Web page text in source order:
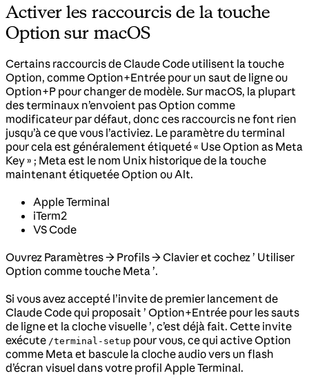
Activer les raccourcis de la touche
Option sur macOS
Certains raccourcis de Claude Code utilisent la touche
Option, comme Option+Entrée pour un saut de ligne ou
Option+P pour changer de modèle. Sur macOS, la plupart
des terminaux n’envoient pas Option comme
modificateur par défaut, donc ces raccourcis ne font rien
jusqu’à ce que vous l’activiez. Le paramètre du terminal
pour cela est généralement étiqueté « Use Option as Meta
Key » ; Meta est le nom Unix historique de la touche
maintenant étiquetée Option ou Alt.
Apple Terminal
iTerm2
VS Code
Ouvrez Paramètres → Profils → Clavier et cochez ’ Utiliser
Option comme touche Meta ’.
Si vous avez accepté l’invite de premier lancement de
Claude Code qui proposait ’ Option+Entrée pour les sauts
de ligne et la cloche visuelle ’, c’est déjà fait. Cette invite
exécute /terminal-setup pour vous, ce qui active Option
comme Meta et bascule la cloche audio vers un flash
d’écran visuel dans votre profil Apple Terminal.